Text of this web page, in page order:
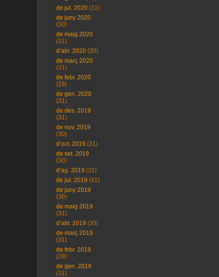
de jul. 2020 (31)
de juny 2020
(30)
de maig 2020
(31)
d’abr. 2020 (30)
de març 2020
(31)
de febr. 2020
(29)
de gen. 2020
(31)
de des. 2019
(31)
de nov. 2019
(30)
d’oct. 2019 (31)
de set. 2019
(30)
d’ag. 2019 (31)
de jul. 2019 (41)
de juny 2019
(30)
de maig 2019
(31)
d’abr. 2019 (30)
de març 2019
(31)
de febr. 2019
(28)
de gen. 2019
(31)